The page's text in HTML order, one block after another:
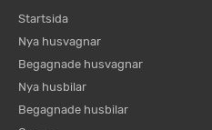
Startsida
Nya husvagnar
Begagnade husvagnar
Nya husbilar
Begagnade husbilar